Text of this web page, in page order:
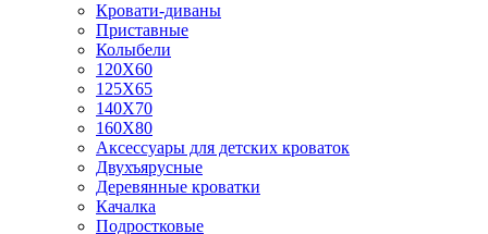
Кровати-диваны
Приставные
Колыбели
120Х60
125X65
140Х70
160Х80
Аксессуары для детских кроваток
Двухъярусные
Деревянные кроватки
Качалка
Подростковые